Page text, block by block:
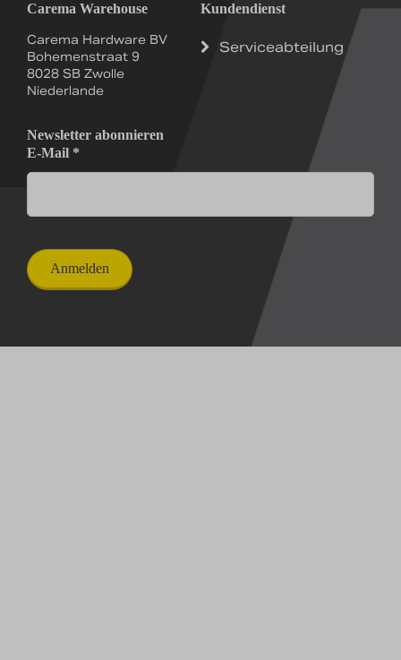
Carema Warehouse
Carema Hardware BV
Bohemenstraat 9
8028 SB Zwolle
Niederlande
Kundendienst
Serviceabteilung
Newsletter abonnieren
E-Mail *